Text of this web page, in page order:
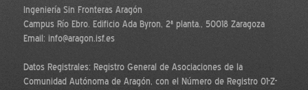
Ingeniería Sin Fronteras Aragón
Campus Río Ebro. Edificio Ada Byron, 2ª planta., 50018 Zaragoza
Email: info@aragon.isf.es
Datos Registrales: Registro General de Asociaciones de la
Comunidad Autónoma de Aragón, con el Número de Registro 01-Z-